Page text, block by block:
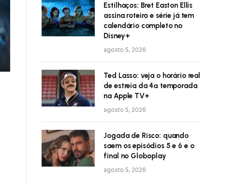
Estilhaços: Bret Easton Ellis
assina roteiro e série já tem
calendário completo no
Disney+
agosto 5, 2026
Ted Lasso: veja o horário real
de estreia da 4ª temporada
na Apple TV+
agosto 5, 2026
Jogada de Risco: quando
saem os episódios 5 e 6 e o
final no Globoplay
agosto 5, 2026